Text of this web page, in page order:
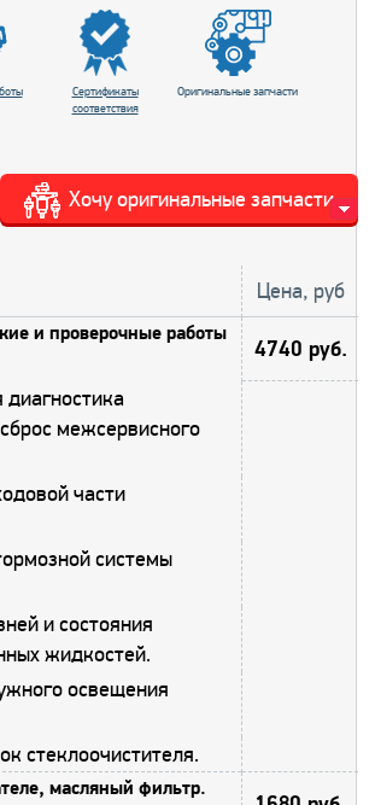
Сертификаты
соответствия
Оригинальные запчасти
Хочу оригинальные запчасти
Цена, руб
и проверочные работы
4740 руб.
межсервисного
части
системы
и состояния
жидкостей.
освещения
стеклоочистителя.
масляный фильтр.